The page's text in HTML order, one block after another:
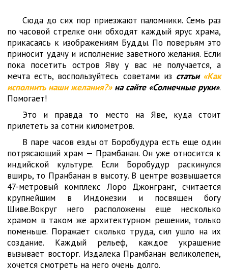
Сюда до сих пор приезжают паломники. Семь раз
по часовой стрелке они обходят каждый ярус храма,
прикасаясь к изображениям Будды. По поверьям это
приносит удачу и исполнение заветного желания. Если
пока посетить остров Яву у вас не получается, а
мечта есть, воспользуйтесь советами из статьи «Как
исполнить наши желания?»на сайте «Солнечные руки».
Помогает!
Это и правда то место на Яве, куда стоит
прилететь за сотни километров.
В паре часов езды от Боробудура есть еще один
потрясающий храм — Прамбанан. Он уже относится к
индийской культуре. Если Боробудур раскинулся
вширь, то Пранбанан в высоту. В центре возвышается
47-метровый комплекс Лоро Джонгранг, считается
крупнейшим в Индонезии и посвящен богу
Шиве.Вокруг него расположены еще несколько
храмом в таком же архитектурном решении, только
поменьше. Поражает сколько труда, сил ушло на их
создание. Каждый рельеф, каждое украшение
вызывает восторг. Издалека Прамбанан великолепен,
хочется смотреть на него очень долго.